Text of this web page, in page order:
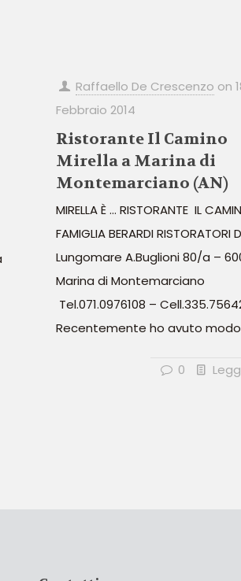
Raffaello De Crescenzo on
Febbraio 2014
Ristorante Il Camino
Mirella a Marina di
Montemarciano (AN)
MIRELLA È … RISTORANTE IL
FAMIGLIA BERARDI RISTORATORI
Lungomare A.Buglioni 80/a –
Marina di Montemarciano
Tel.071.0976108 –
Recentemente ho avuto modo
0